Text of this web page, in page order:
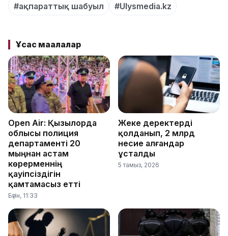
#ақпараттық шабуыл
#Ulysmedia.kz
Ұқсас мақалалар
Open Air: Қызылорда
облысы полиция
департаменті 20
мыңнан астам
көрерменнің
қауіпсіздігін
қамтамасыз етті
Бүгін, 11:33
Жеке деректерді
қолданып, 2 млрд
несие алғандар
ұсталды
5 тамыз, 2026